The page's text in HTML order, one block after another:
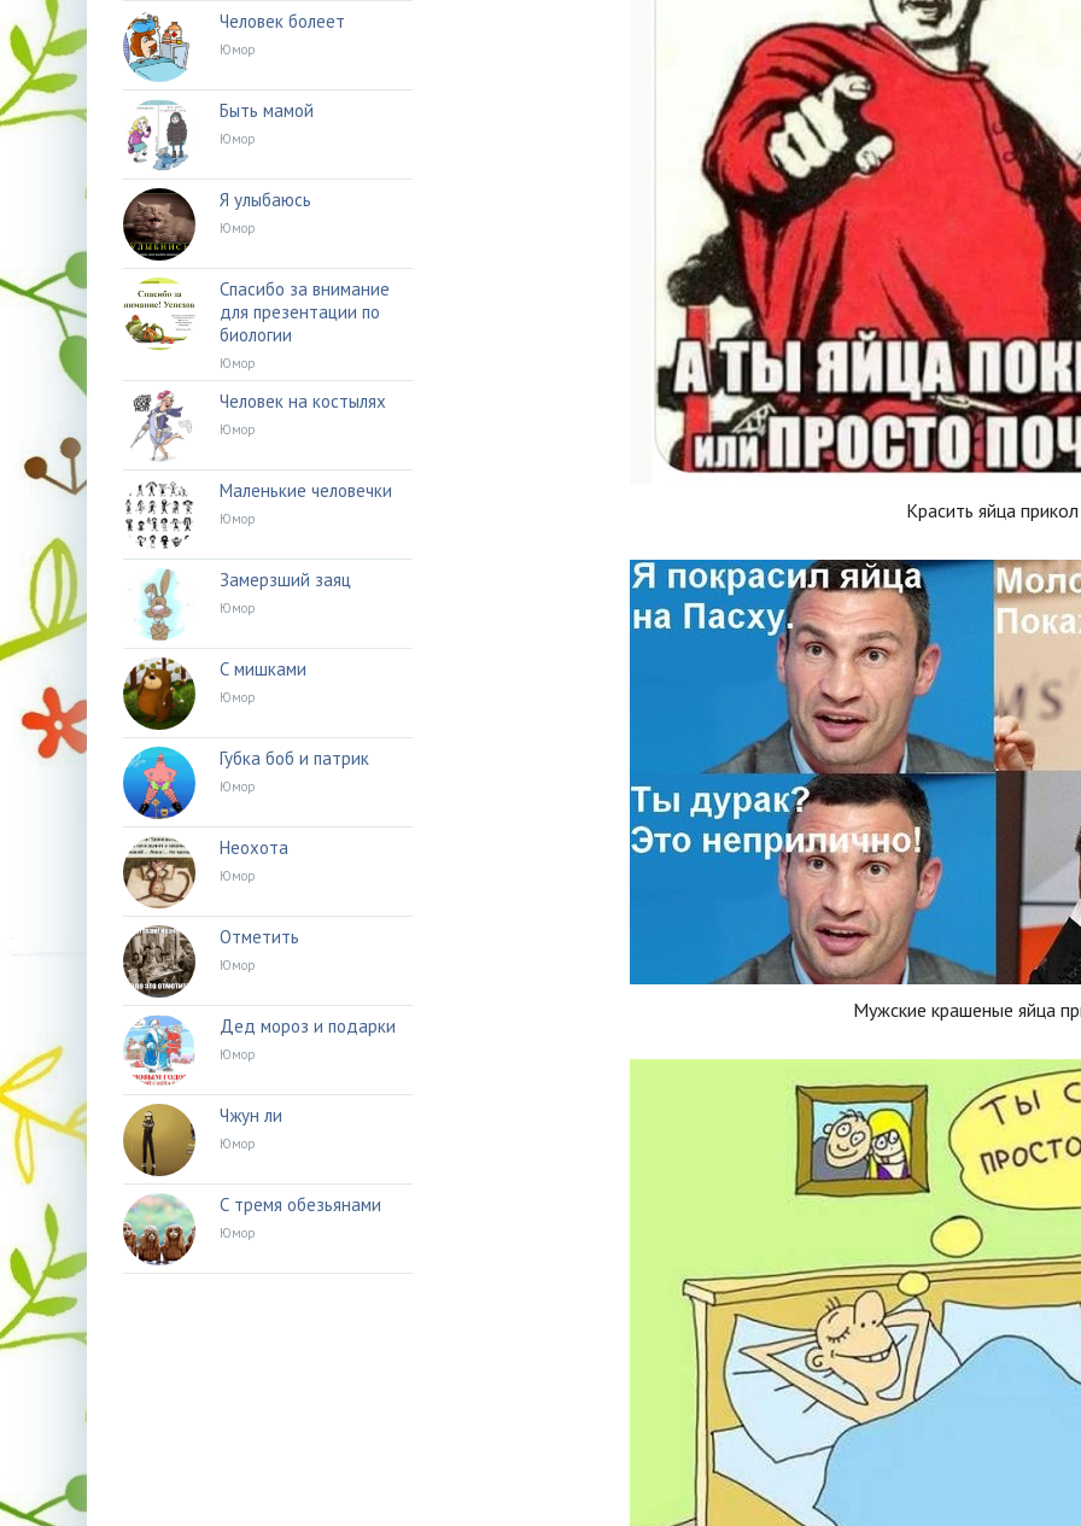
Красить яйца прикол
Мужские крашеные яйца
Человек болеет
Юмор
Быть мамой
Юмор
Я улыбаюсь
Юмор
Спасибо за внимание
для презентации по
биологии
Юмор
Человек на костылях
Юмор
Маленькие человечки
Юмор
Замерзший заяц
Юмор
С мишками
Юмор
Губка боб и патрик
Юмор
Неохота
Юмор
Отметить
Юмор
Дед мороз и подарки
Юмор
Чжун ли
Юмор
С тремя обезьянами
Юмор